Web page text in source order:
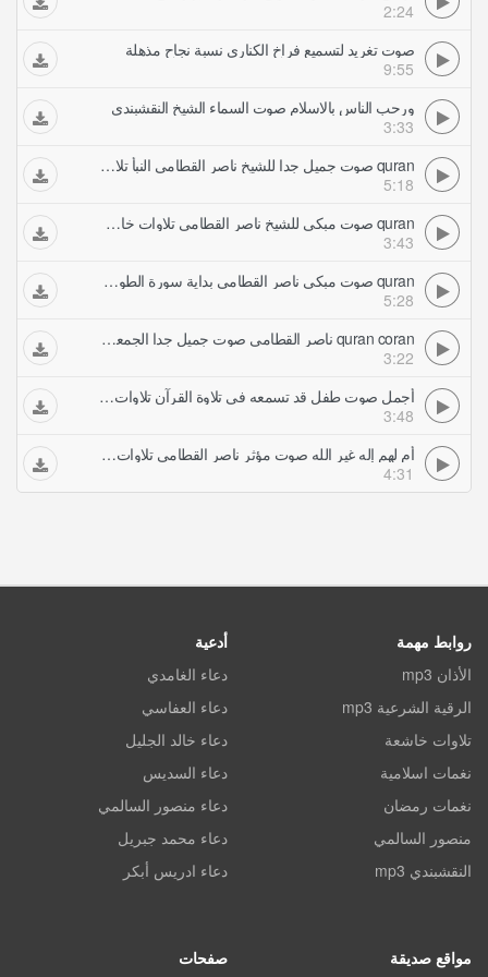
2:24
صوت تغريد لتسميع فراخ الكناري نسبة نجاح مذهلة
9:55
ورحب الناس بالاسلام صوت السماء الشيخ النقشبندى
3:33
quran صوت جميل جدا للشيخ ناصر القطامي النبأ تلاوات خاشعة
5:18
quran صوت مبكي للشيخ ناصر القطامي تلاوات خاشعة
3:43
quran صوت مبكي ناصر القطامي بداية سورة الطور تلاوات خاشعة
5:28
quran coran ناصر القطامي صوت جميل جدا الجمعة تلاوات خاشعة
3:22
أجمل صوت طفل قد تسمعه في تلاوة القرآن تلاوات خاشعة
3:48
أم لهم إله غير الله صوت مؤثر ناصر القطامي تلاوات خاشعة
4:31
روابط مهمة
الأذان mp3
الرقية الشرعية mp3
تلاوات خاشعة
نغمات اسلامية
نغمات رمضان
منصور السالمي
النقشبندي mp3
أدعية
دعاء الغامدي
دعاء العفاسي
دعاء خالد الجليل
دعاء السديس
دعاء منصور السالمي
دعاء محمد جبريل
دعاء ادريس أبكر
مواقع صديقة صفحات